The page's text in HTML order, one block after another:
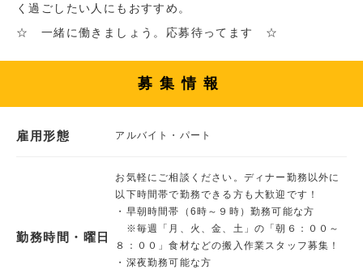
く過ごしたい人にもおすすめ。
☆ 一緒に働きましょう。応募待ってます ☆
募集情報
雇用形態 アルバイト・パート
勤務時間・曜日
お気軽にご相談ください。ディナー勤務以外に
以下時間帯で勤務できる方も大歓迎です！
・早朝時間帯（6時～９時）勤務可能な方
※毎週「月、火、金、土」の「朝６：００～
８：００」食材などの搬入作業スタッフ募集！
・深夜勤務可能な方